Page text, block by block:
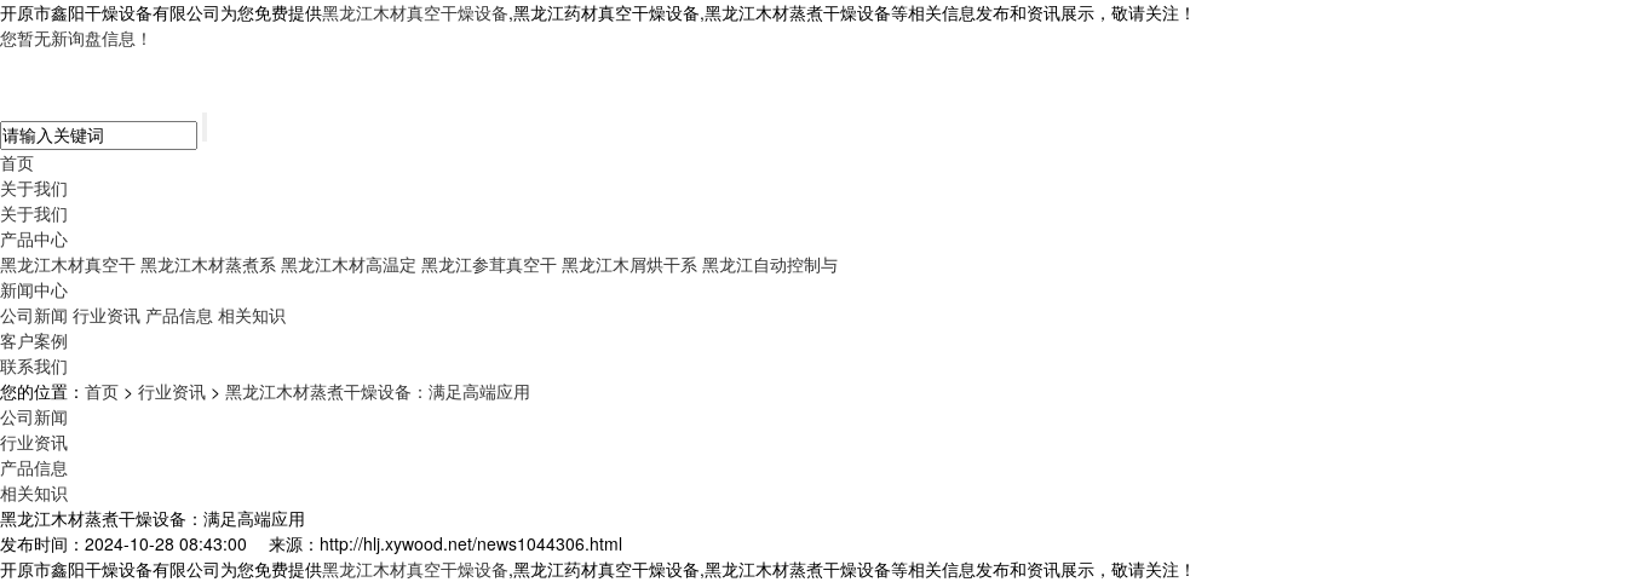
开原市鑫阳干燥设备有限公司为您免费提供黑龙江木材真空干燥设备,黑龙江药材真空干燥设备,黑龙江木材蒸煮干燥设备等相关信息发布和资讯展示，敬请关注！
您暂无新询盘信息！
首页
关于我们
关于我们
产品中心
黑龙江木材真空干 黑龙江木材蒸煮系 黑龙江木材高温定 黑龙江参茸真空干 黑龙江木屑烘干系 黑龙江自动控制与
新闻中心
公司新闻 行业资讯 产品信息 相关知识
客户案例
联系我们
您的位置： 首页 > 行业资讯 > 黑龙江木材蒸煮干燥设备：满足高端应用
公司新闻
行业资讯
产品信息
相关知识
黑龙江木材蒸煮干燥设备：满足高端应用
发布时间：2024-10-28 08:43:00
来源：http://hlj.xywood.net/news1044306.html
开原市鑫阳干燥设备有限公司为您免费提供黑龙江木材真空干燥设备,黑龙江药材真空干燥设备,黑龙江木材蒸煮干燥设备等相关信息发布和资讯展示，敬请关注！